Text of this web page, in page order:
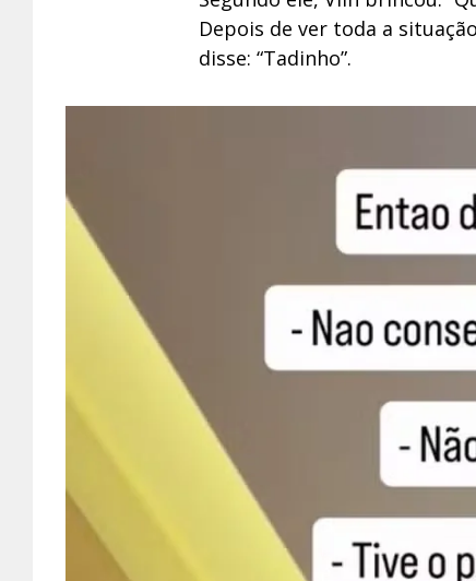
Depois de ver toda a
disse: “Tadinho”.